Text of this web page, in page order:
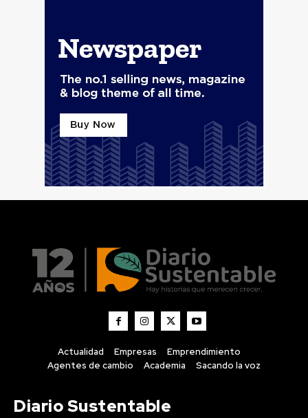
Actualidad Empresas
Emprendimiento
Agentes de cambio
Academia Sacando la voz
Diario Sustentable